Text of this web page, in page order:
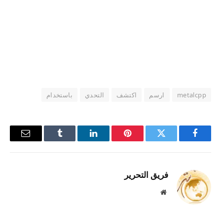
metalcpp ارسم اكتشف التحدي باستخدام
فيسبوك تويتر بينتيريستلينكدإن Tumblr
البريد
فريق التحرير
موقع